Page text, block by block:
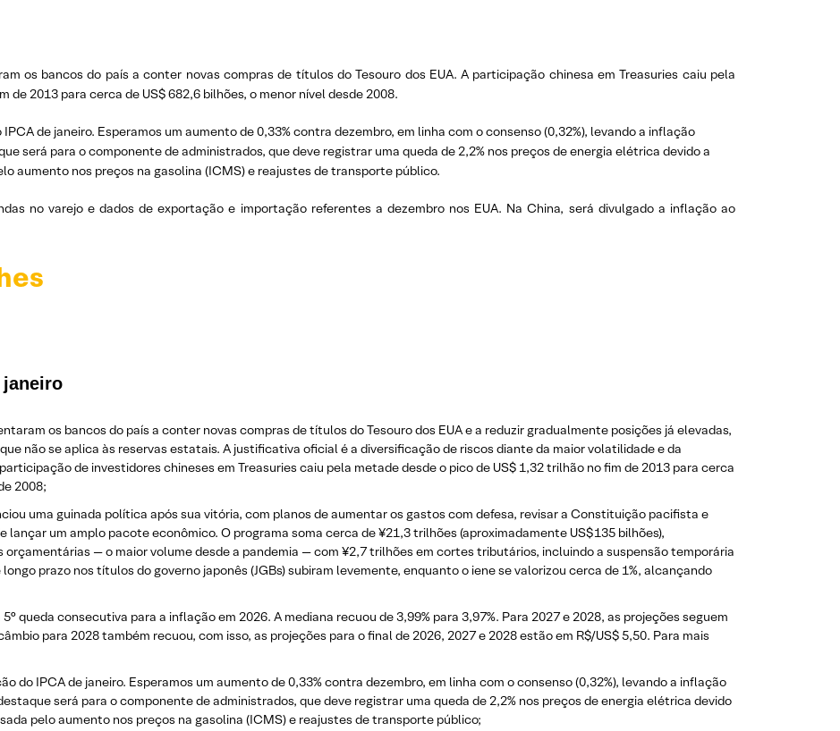
os bancos do país a conter novas compras de títulos do Tesouro dos EUA. A participação chinesa em Treasuries caiu pela
de 2013 para cerca de US$ 682,6 bilhões, o menor nível desde 2008.
de janeiro. Esperamos um aumento de 0,33% contra dezembro, em linha com o consenso (0,32%), levando a inflação
será para o componente de administrados, que deve registrar uma queda de 2,2% nos preços de energia elétrica devido a
aumento nos preços na gasolina (ICMS) e reajustes de transporte público.
no varejo e dados de exportação e importação referentes a dezembro nos EUA. Na China, será divulgado a inflação ao
janeiro
os bancos do país a conter novas compras de títulos do Tesouro dos EUA e a reduzir gradualmente posições já elevadas,
não se aplica às reservas estatais. A justificativa oficial é a diversificação de riscos diante da maior volatilidade e da
de investidores chineses em Treasuries caiu pela metade desde o pico de US$ 1,32 trilhão no fim de 2013 para cerca
2008;
uma guinada política após sua vitória, com planos de aumentar os gastos com defesa, revisar a Constituição pacifista e
lançar um amplo pacote econômico. O programa soma cerca de ¥21,3 trilhões (aproximadamente US$ 135 bilhões),
orçamentárias — o maior volume desde a pandemia — com ¥2,7 trilhões em cortes tributários, incluindo a suspensão temporária
prazo nos títulos do governo japonês (JGBs) subiram levemente, enquanto o iene se valorizou cerca de 1%, alcançando
queda consecutiva para a inflação em 2026. A mediana recuou de 3,99% para 3,97%. Para 2027 e 2028, as projeções seguem
para 2028 também recuou, com isso, as projeções para o final de 2026, 2027 e 2028 estão em R$/US$ 5,50. Para mais
do IPCA de janeiro. Esperamos um aumento de 0,33% contra dezembro, em linha com o consenso (0,32%), levando a inflação
será para o componente de administrados, que deve registrar uma queda de 2,2% nos preços de energia elétrica devido
pelo aumento nos preços na gasolina (ICMS) e reajustes de transporte público;